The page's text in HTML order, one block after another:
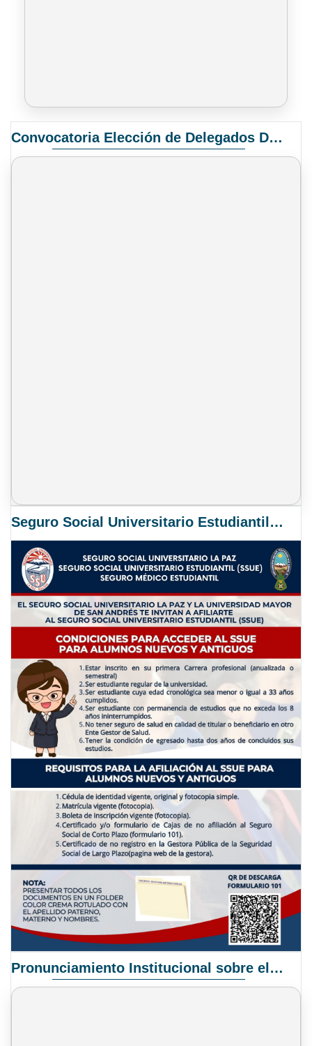
Convocatoria Elección de Delegados Docentes para el XIV Congreso Nacional de Universidades
Seguro Social Universitario Estudiantil SSUE
Pronunciamiento Institucional sobre el Proyecto de Ley N° 068/2025-2026 C.S.